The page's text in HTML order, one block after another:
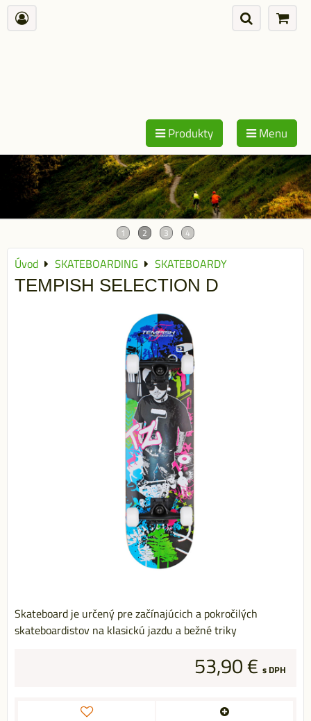
Produkty Menu
Úvod SKATEBOARDING SKATEBOARDY
TEMPISH SELECTION D
Skateboard je určený pre začínajúcich a pokročilých
skateboardistov na klasickú jazdu a bežné triky
53,90 € s DPH